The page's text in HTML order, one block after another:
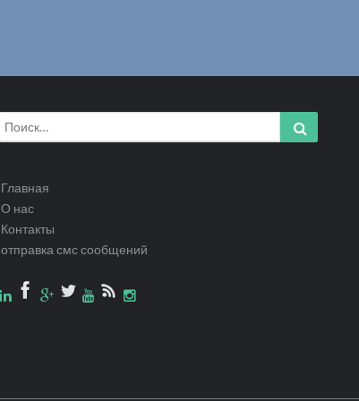
Искать:
Главная
О нас
Контакты
отправка смс сообщений